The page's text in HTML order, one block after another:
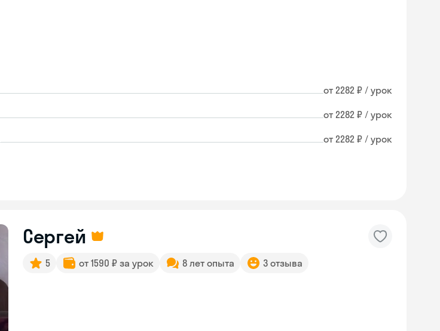
от 2282 ₽ / урок
от 2282 ₽ / урок
от 2282 ₽ / урок
Сергей
5 от 1590 ₽ за урок 8 лет опыта 3 отзыва